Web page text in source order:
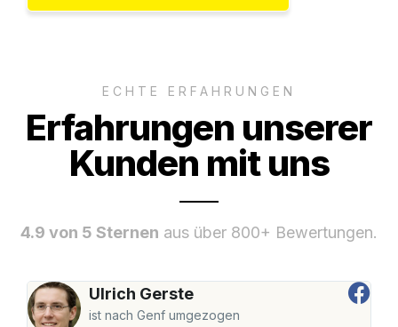
ECHTE ERFAHRUNGEN
Erfahrungen unserer
Kunden mit uns
4.9 von 5 Sternen aus über 800+ Bewertungen.
Ulrich Gerste
ist nach Genf umgezogen